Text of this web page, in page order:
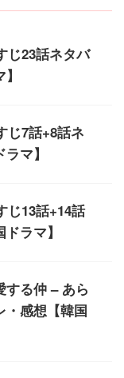
じ23話ネタバ
じ7話+8話ネ
マ】
じ13話+14話
ラマ】
する仲 – あら
・感想【韓国